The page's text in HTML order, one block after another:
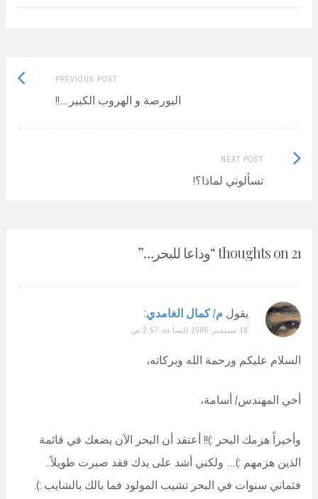
PREVIOUS POST
Previous
post:البورصة و الهروب الكبير…!!
NEXT POST
تسألوني لماذا؟!
Next
Post:
21 thoughts on “ وداعا للبحر…”
يقول م/ كمال الغامدي:
18 سبتمبر 2005 الساعة 2:57 ص
السلام عليكم ورحمة الله وبركاته،
أخي المهندس/ أسامة،
وأخيراً هزمك البحر :)!! أعتقد أن البحر الآن يضعك في قائمة
الذين هزمهم :)… ولكني أشد على يدك فقد صبرت طويلاً..
فثماني سنوات في البحر تشيب المولود فما بالك بالشايب :).